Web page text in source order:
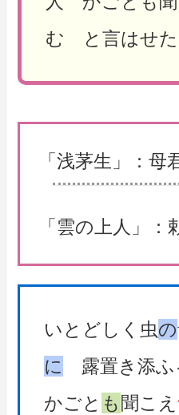
む と言はせた
「浅茅生」：母
「雲の上人」
いとどしく虫の
に
露置き添
かごと も 聞こえ